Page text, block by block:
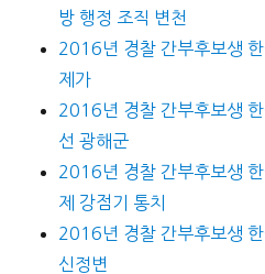
방 행정 조직 변천
2016년 경찰 간부후보생
제가
2016년 경찰 간부후보생
선 광해군
2016년 경찰 간부후보생
제 강점기 통치
2016년 경찰 간부후보생
신정변